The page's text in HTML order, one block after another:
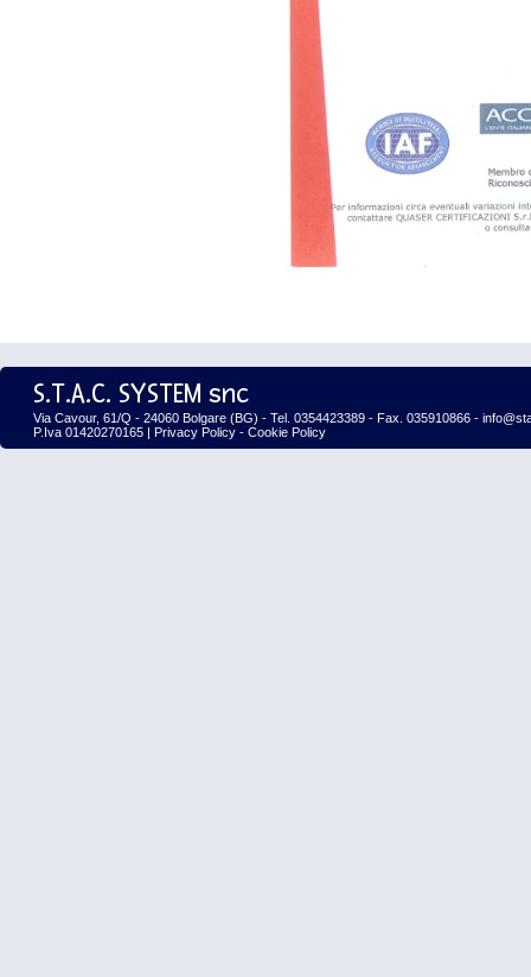
S.T.A.C. SYSTEM snc
Via Cavour, 61/Q - 24060 Bolgare (BG) - Tel. 0354423389 - Fax. 035910866 -
P.Iva 01420270165 | Privacy Policy - Cookie Policy